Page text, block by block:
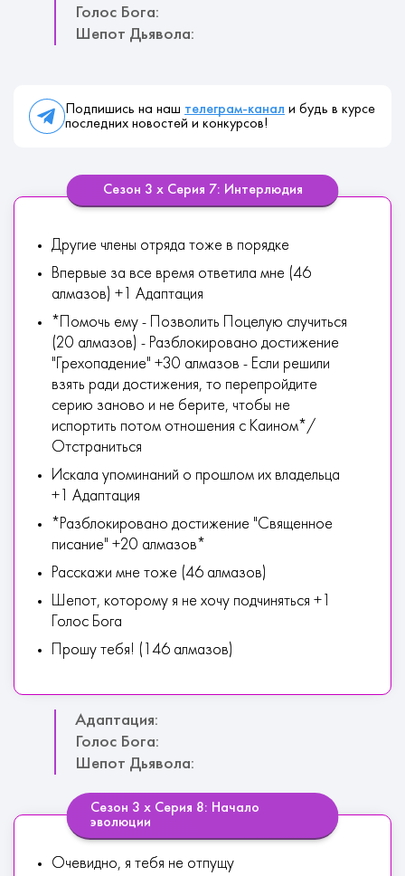
Голос Бога:
Шепот Дьявола:
Подпишись на наш телеграм-канал и будь в курсе
последних новостей и конкурсов!
Сезон 3 х Серия 7: Интерлюдия
Другие члены отряда тоже в порядке
Впервые за все время ответила мне (46
алмазов) +1 Адаптация
*Помочь ему - Позволить Поцелую случиться
(20 алмазов) - Разблокировано достижение
"Грехопадение" +30 алмазов - Если решили
взять ради достижения, то перепройдите
серию заново и не берите, чтобы не
испортить потом отношения с Каином*/
Отстраниться
Искала упоминаний о прошлом их владельца
+1 Адаптация
*Разблокировано достижение "Священное
писание" +20 алмазов*
Расскажи мне тоже (46 алмазов)
Шепот, которому я не хочу подчиняться +1
Голос Бога
Прошу тебя! (146 алмазов)
Адаптация:
Голос Бога:
Шепот Дьявола:
Сезон 3 х Серия 8: Начало
эволюции
Очевидно, я тебя не отпущу